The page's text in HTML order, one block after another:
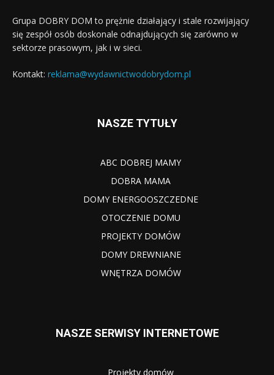
Grupa DOBRY DOM to prężnie działający i stale rozwijający
się zespół osób doskonale odnajdujących się zarówno w
sektorze prasowym, jak i w sieci.
Kontakt: reklama@wydawnictwodobrydom.pl
NASZE TYTUŁY
ABC DOBREJ MAMY
DOBRA MAMA
DOMY ENERGOOSZCZEDNE
OTOCZENIE DOMU
PROJEKTY DOMÓW
DOMY DREWNIANE
WNĘTRZA DOMÓW
NASZE SERWISY INTERNETOWE
Projekty domów